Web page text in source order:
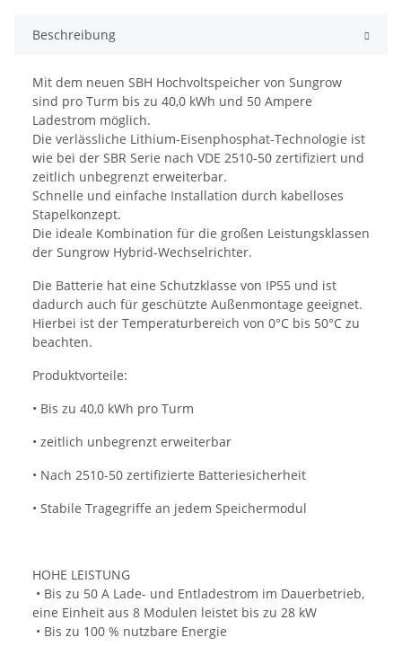
Beschreibung
Mit dem neuen SBH Hochvoltspeicher von Sungrow
sind pro Turm bis zu 40,0 kWh und 50 Ampere
Ladestrom möglich.
Die verlässliche Lithium-Eisenphosphat-Technologie ist
wie bei der SBR Serie nach VDE 2510-50 zertifiziert und
zeitlich unbegrenzt erweiterbar.
Schnelle und einfache Installation durch kabelloses
Stapelkonzept.
Die ideale Kombination für die großen Leistungsklassen
der Sungrow Hybrid-Wechselrichter.
Die Batterie hat eine Schutzklasse von IP55 und ist
dadurch auch für geschützte Außenmontage geeignet.
Hierbei ist der Temperaturbereich von 0°C bis 50°C zu
beachten.
Produktvorteile:
• Bis zu 40,0 kWh pro Turm
• zeitlich unbegrenzt erweiterbar
• Nach 2510-50 zertifizierte Batteriesicherheit
• Stabile Tragegriffe an jedem Speichermodul
HOHE LEISTUNG
• Bis zu 50 A Lade- und Entladestrom im Dauerbetrieb,
eine Einheit aus 8 Modulen leistet bis zu 28 kW
• Bis zu 100 % nutzbare Energie